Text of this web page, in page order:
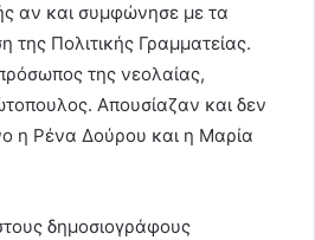
αν και συμφώνησε με τα
Πολιτικής Γραμματείας.
της νεολαίας,
Απουσίαζαν και δεν
η Ρένα Δούρου και η Μαρία
δημοσιογράφους